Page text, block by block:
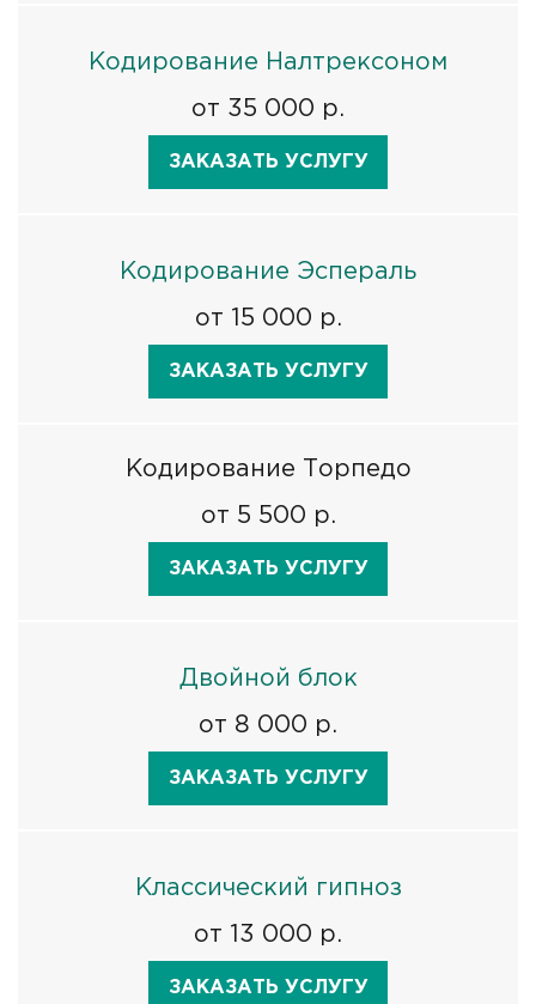
Кодирование Налтрексоном
от 35 000 р.
ЗАКАЗАТЬ УСЛУГУ
Кодирование Эспераль
от 15 000 р.
ЗАКАЗАТЬ УСЛУГУ
Кодирование Торпедо
от 5 500 р.
ЗАКАЗАТЬ УСЛУГУ
Двойной блок
от 8 000 р.
ЗАКАЗАТЬ УСЛУГУ
Классический гипноз
от 13 000 р.
ЗАКАЗАТЬ УСЛУГУ